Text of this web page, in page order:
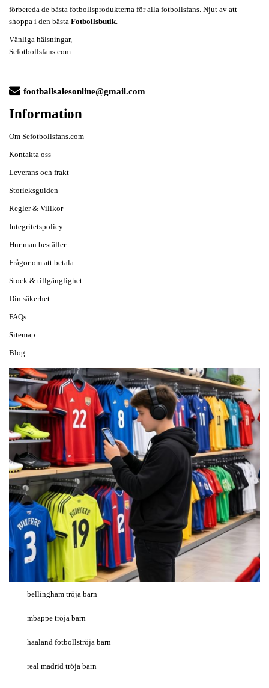
förbereda de bästa fotbollsprodukterna för alla fotbollsfans. Njut av att
shoppa i den bästa Fotbollsbutik
Vänliga hälsningar,
Sefotbollsfans.com
footballsalesonline@gmail.com
Information
Om Sefotbollsfans.com
Kontakta oss
Leverans och frakt
Storleksguiden
Regler & Villkor
Integritetspolicy
Hur man beställer
Frågor om att betala
Stock & tillgänglighet
Din säkerhet
FAQs
Sitemap
Blog
bellingham tröja barn
mbappe tröja barn
haaland fotbollströja barn
real madrid tröja barn